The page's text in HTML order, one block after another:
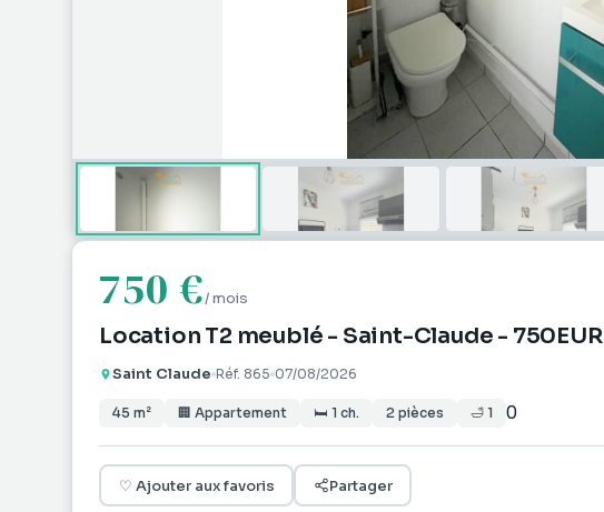
750 €/ mois
Location T2 meublé - Saint-Claude - 750EUR
Saint Claude Réf. 865 07/08/2026
45 m² 🏢 Appartement 🛏 1 ch. 2 pièces 🛁 1 0
♡ Ajouter aux favoris Partager